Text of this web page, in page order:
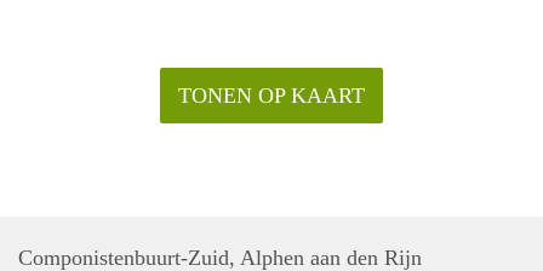
TONEN OP KAART
Componistenbuurt-Zuid, Alphen aan den Rijn